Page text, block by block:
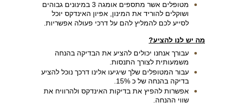
מטופלים אשר מתספים אומגה 3 במינונים גבוהים
ושוקלים להוריד את המינון, אפיון האינדקס יוכל
לסייע לכם להמליץ להם על דרכי פעולה אפשריות.
מה יש לנו להציע?
עבורך אנחנו יכולים להציע את הבדיקה בהנחה
משמעותית לצורך התנסות.
עבור המטופלים שלך שיגיעו אלינו דרכך נוכל להציע
בדיקה בהנחה של כ 15%.
אפשרות להפיץ את בדיקות האינדקס ולהרוויח את
שווי ההנחה.